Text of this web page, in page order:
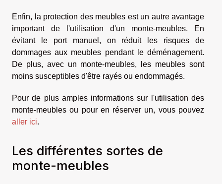
Enfin, la protection des meubles est un autre avantage
important de l'utilisation d'un monte-meubles. En
évitant le port manuel, on réduit les risques de
dommages aux meubles pendant le déménagement.
De plus, avec un monte-meubles, les meubles sont
moins susceptibles d'être rayés ou endommagés.
Pour de plus amples informations sur l'utilisation des
monte-meubles ou pour en réserver un, vous pouvez
aller ici.
Les différentes sortes de
monte-meubles